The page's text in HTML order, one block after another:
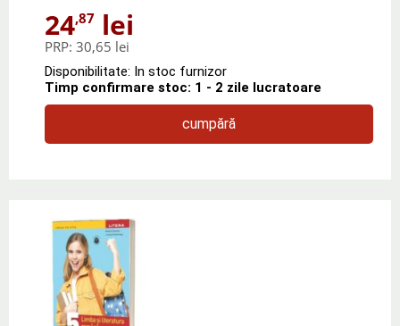
24,87 lei
PRP: 30,65 lei
Disponibilitate: In stoc furnizor
Timp confirmare stoc: 1 - 2 zile lucratoare
cumpără